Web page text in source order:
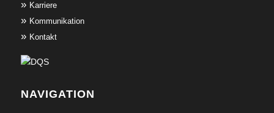
Karriere
Kommunikation
Kontakt
NAVIGATION